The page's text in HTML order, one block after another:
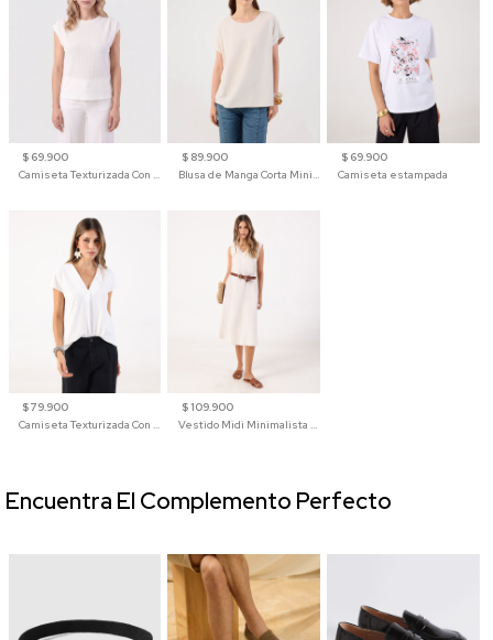
$ 69.900
Camiseta Texturizada Con Hombro Caído Para Mujer
$ 89.900
Blusa de Manga Corta Minimalista para Mujer
$ 69.900
Camiseta estampada
$ 79.900
Camiseta Texturizada Con Cuello En V Para Mujer
$ 109.900
Vestido Midi Minimalista De Silueta Amplia
Encuentra El Complemento Perfecto